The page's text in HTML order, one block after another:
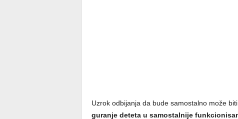
Uzrok odbijanja da bude samostalno može
guranje deteta u samostalnije